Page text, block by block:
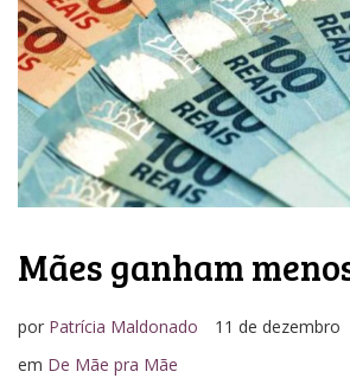
Media Kit
Mães ganham
por Patrícia Maldonado
11 de dezembro
em De Mãe pra Mãe